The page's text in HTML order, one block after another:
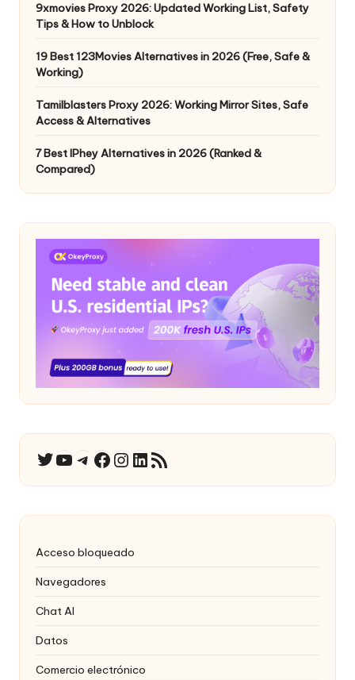
9xmovies Proxy 2026: Updated Working List, Safety
Tips & How to Unblock
19 Best 123Movies Alternatives in 2026 (Free, Safe &
Working)
Tamilblasters Proxy 2026: Working Mirror Sites, Safe
Access & Alternatives
7 Best IPhey Alternatives in 2026 (Ranked &
Compared)
Twitter
YouTube
Telegrama
Facebook
Instagram
LinkedIn
Canal RSS
Acceso bloqueado
Navegadores
Chat AI
Datos
Comercio electrónico